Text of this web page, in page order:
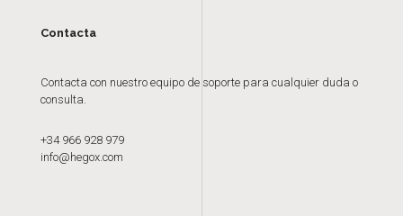
Contacta
Contacta con nuestro equipo de soporte para cualquier duda o
consulta.
+34 966 928 979
info@hegox.com